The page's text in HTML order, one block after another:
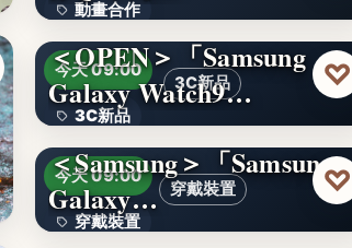
動畫合作
108
3C新品
今天 09:00
3C新品
文字
＜OPEN＞「Samsung
Galaxy Watch9…
♡
穿戴裝置
今天 09:00
穿戴裝置
＜Samsung＞「Samsung
Galaxy…
♡